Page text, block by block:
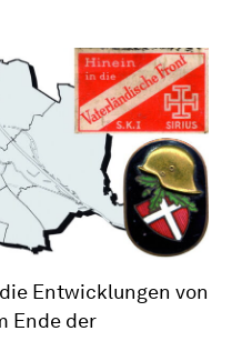
Entwicklungen von
Ende der